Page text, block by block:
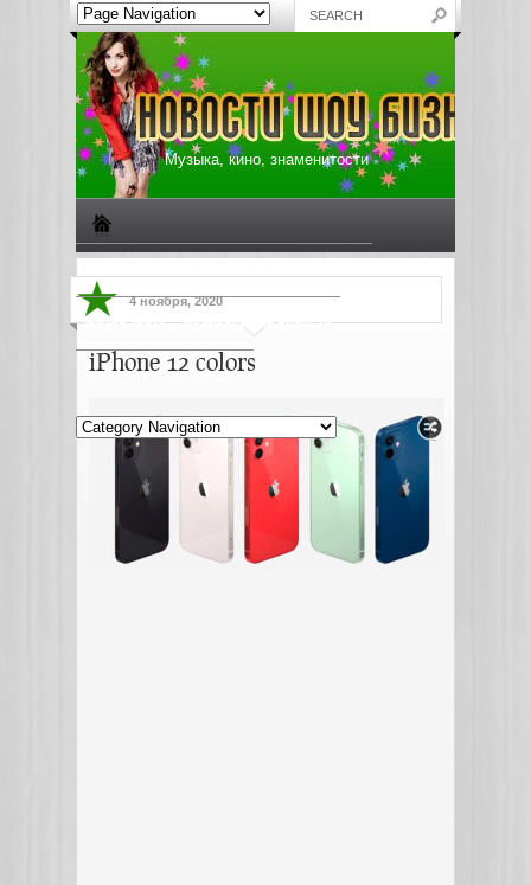
Музыка, кино, знаменитости
Жизнь звезд Музыкальные новости
Новости киноиндустрии
4 ноября, 2020
iPhone 12 colors